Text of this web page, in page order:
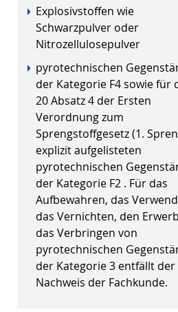
Explosivstoffen wie
Schwarzpulver oder
Nitrozellulosepulver
pyrotechnischen
der Kategorie F4 sowie für
20 Absatz 4 der Ersten
Verordnung zum
Sprengstoffgesetz (1.
explizit aufgelisteten
pyrotechnischen
der Kategorie F2 . Für das
Aufbewahren, das
das Vernichten, den
das Verbringen von
pyrotechnischen
der Kategorie 3 entfällt der
Nachweis der Fachkunde.